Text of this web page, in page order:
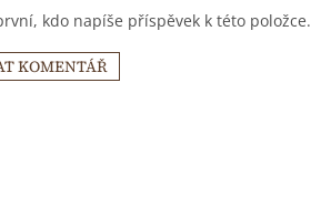
kdo napíše příspěvek k této položce.
KOMENTÁŘ